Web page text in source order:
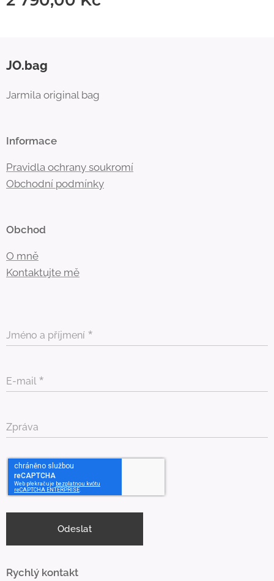
JO.bag
Jarmila original bag
Informace
Pravidla ochrany soukromí
Obchodní podmínky
Obchod
O mně
Kontaktujte mě
Jméno a příjmení
E-mail
Zpráva
Odeslat
Rychlý kontakt